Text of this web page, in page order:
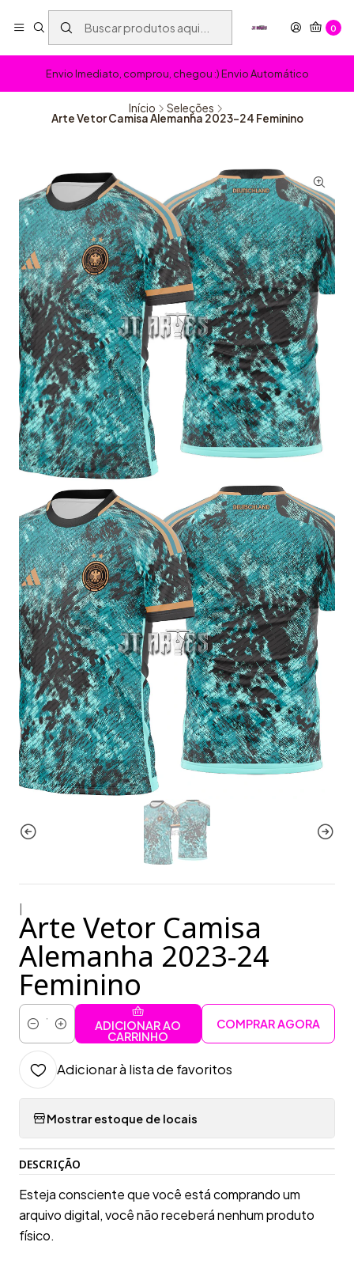
0
Envio Imediato, comprou, chegou :) Envio Automático
Início Seleções
Arte Vetor Camisa Alemanha 2023-24 Feminino
Arte Vetor Camisa
Alemanha 2023-24
Feminino
Quantidade
ADICIONAR AO
CARRINHO
COMPRAR AGORA
Adicionar à lista de favoritos
Mostrar estoque de locais
DESCRIÇÃO
Esteja consciente que você está comprando um
arquivo digital, você não receberá nenhum produto
físico.